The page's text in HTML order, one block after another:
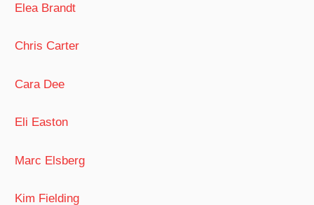
Elea Brandt
Chris Carter
Cara Dee
Eli Easton
Marc Elsberg
Kim Fielding